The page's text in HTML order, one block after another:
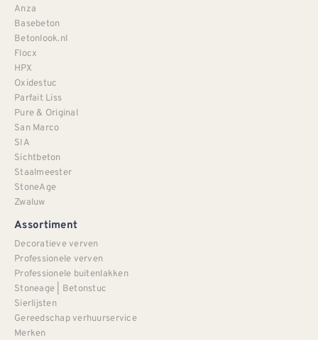
Anza
Basebeton
Betonlook.nl
Flocx
HPX
Oxidestuc
Parfait Liss
Pure & Original
San Marco
SIA
Sichtbeton
Staalmeester
StoneAge
Zwaluw
Assortiment
Decoratieve verven
Professionele verven
Professionele buitenlakken
Stoneage | Betonstuc
Sierlijsten
Gereedschap verhuurservice
Merken